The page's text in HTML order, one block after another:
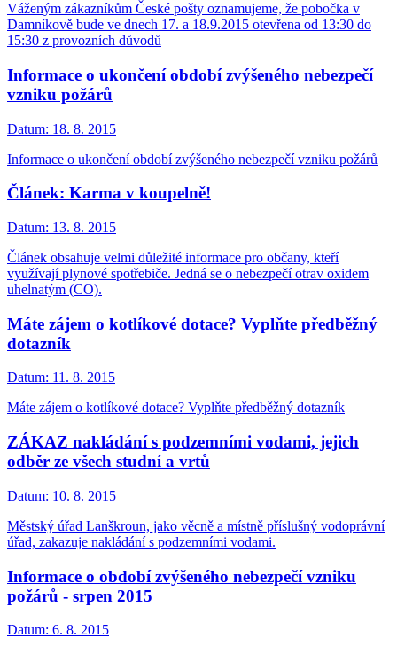
Váženým zákazníkům České pošty oznamujeme, že pobočka v
Damníkově bude ve dnech 17. a 18.9.2015 otevřena od 13:30 do
15:30 z provozních důvodů
Informace o ukončení období zvýšeného nebezpečí
vzniku požárů
Datum: 18. 8. 2015
Informace o ukončení období zvýšeného nebezpečí vzniku požárů
Článek: Karma v koupelně!
Datum: 13. 8. 2015
Článek obsahuje velmi důležité informace pro občany, kteří
využívají plynové spotřebiče. Jedná se o nebezpečí otrav oxidem
uhelnatým (CO).
Máte zájem o kotlíkové dotace? Vyplňte předběžný
dotazník
Datum: 11. 8. 2015
Máte zájem o kotlíkové dotace? Vyplňte předběžný dotazník
ZÁKAZ nakládání s podzemními vodami, jejich
odběr ze všech studní a vrtů
Datum: 10. 8. 2015
Městský úřad Lanškroun, jako věcně a místně příslušný vodoprávní
úřad, zakazuje nakládání s podzemními vodami.
Informace o období zvýšeného nebezpečí vzniku
požárů - srpen 2015
Datum: 6. 8. 2015